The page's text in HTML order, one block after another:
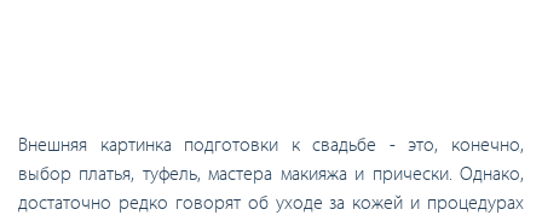
Внешняя картинка подготовки к свадьбе - это, конечно,
выбор платья, туфель, мастера макияжа и прически. Однако,
достаточно редко говорят об уходе за кожей и процедурах